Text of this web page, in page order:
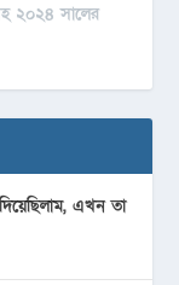
২০২৪ সালের
এখন তা